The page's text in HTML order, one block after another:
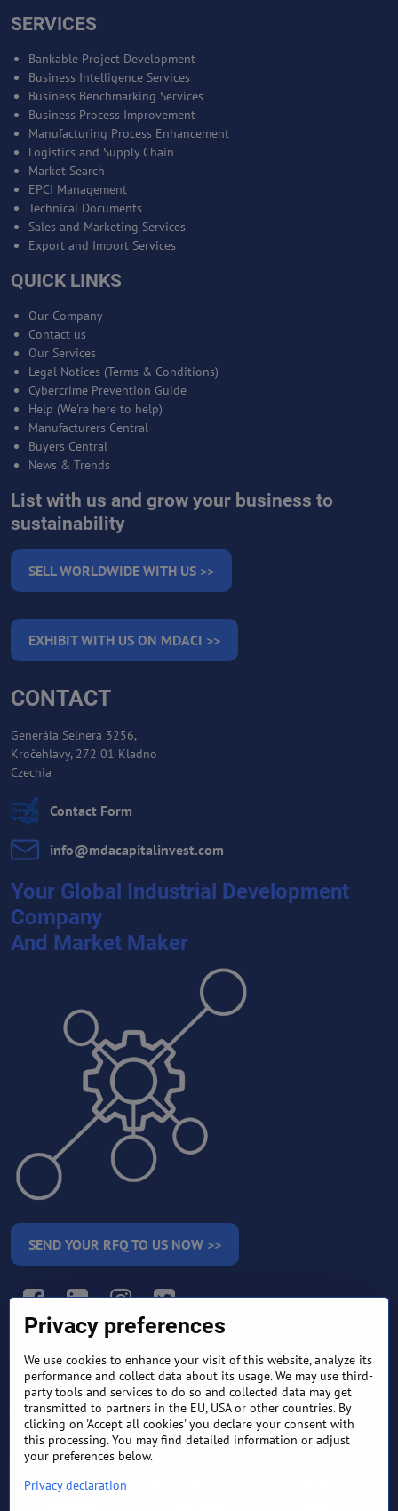
SERVICES
Bankable Project Development
Business Intelligence Services
Business Benchmarking Services
Business Process Improvement
Manufacturing Process Enhancement
Logistics and Supply Chain
Market Search
EPCI Management
Technical Documents
Sales and Marketing Services
Export and Import Services
QUICK LINKS
Our Company
Contact us
Our Services
Legal Notices (Terms & Conditions)
Cybercrime Prevention Guide
Help (We're here to help)
Manufacturers Central
Buyers Central
News & Trends
List with us and grow your business to
sustainability
SELL WORLDWIDE WITH US >>
EXHIBIT WITH US ON MDACI >>
CONTACT
Generála Selnera 3256,
Kročehlavy, 272 01 Kladno
Czechia
Contact Form
info​@mdacapitalinvest​.com
Your Global Industrial Development
Company
And Market Maker
SEND YOUR RFQ TO US NOW >>
TERMS AND CONDITIONS
RETURN AND REFUND
POLICY
FREQUENTLY ASKED
QUESTIONS
EXPORT FINANCE & LETTER
OF CREDIT
Privacy preferences
We use cookies to enhance your visit of this website, analyze its
performance and collect data about its usage. We may use third-
party tools and services to do so and collected data may get
transmitted to partners in the EU, USA or other countries. By
clicking on 'Accept all cookies' you declare your consent with
this processing. You may find detailed information or adjust
your preferences below.
Privacy declaration